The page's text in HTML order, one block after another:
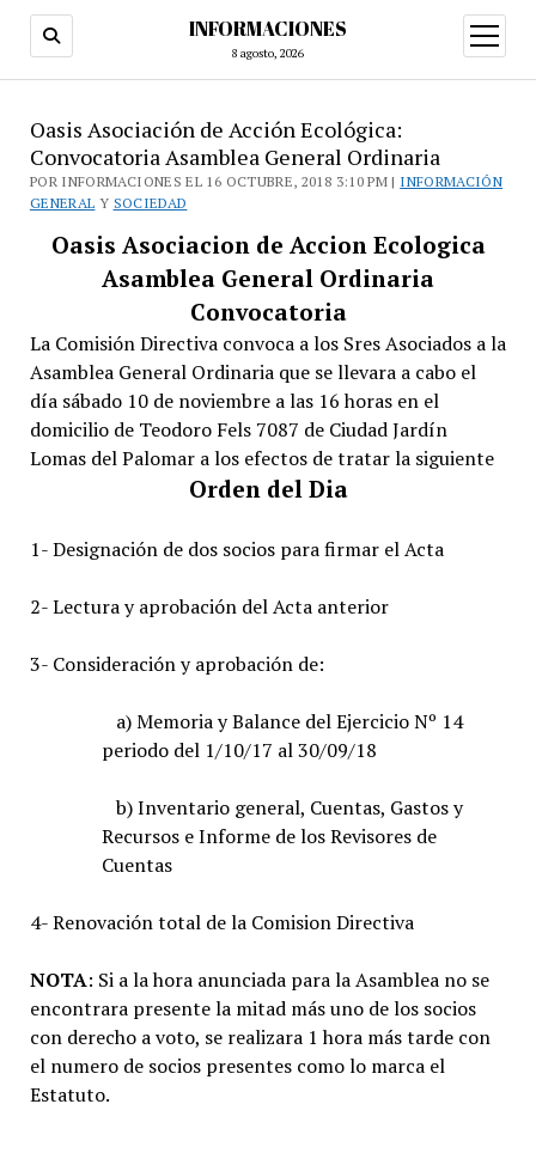
INFORMACIONES
8 agosto, 2026
abrir
menú
Oasis Asociación de Acción Ecológica:
Convocatoria Asamblea General Ordinaria
POR INFORMACIONES EL 16 OCTUBRE, 2018 3:10 PM | INFORMACIÓN
GENERAL Y SOCIEDAD
Oasis Asociacion de Accion Ecologica
Asamblea General Ordinaria
Convocatoria
La Comisión Directiva convoca a los Sres Asociados a la
Asamblea General Ordinaria que se llevara a cabo el
día sábado 10 de noviembre a las 16 horas en el
domicilio de Teodoro Fels 7087 de Ciudad Jardín
Lomas del Palomar a los efectos de tratar la siguiente
Orden del Dia
1- Designación de dos socios para firmar el Acta
2- Lectura y aprobación del Acta anterior
3- Consideración y aprobación de:
a) Memoria y Balance del Ejercicio Nº 14
periodo del 1/10/17 al 30/09/18
b) Inventario general, Cuentas, Gastos y
Recursos e Informe de los Revisores de
Cuentas
4- Renovación total de la Comision Directiva
NOTA: Si a la hora anunciada para la Asamblea no se
encontrara presente la mitad más uno de los socios
con derecho a voto, se realizara 1 hora más tarde con
el numero de socios presentes como lo marca el
Estatuto.